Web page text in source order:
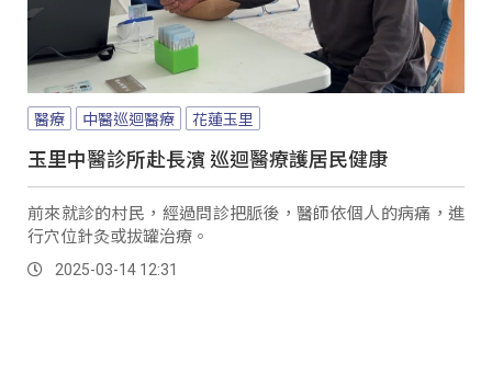
醫療 中醫巡迴醫療 花蓮玉里
玉里中醫診所赴長濱 巡迴醫療護居民健康
前來就診的村民，經過問診把脈後，醫師依個人的病痛，進
行穴位針灸或拔罐治療。
2025-03-14 12:31